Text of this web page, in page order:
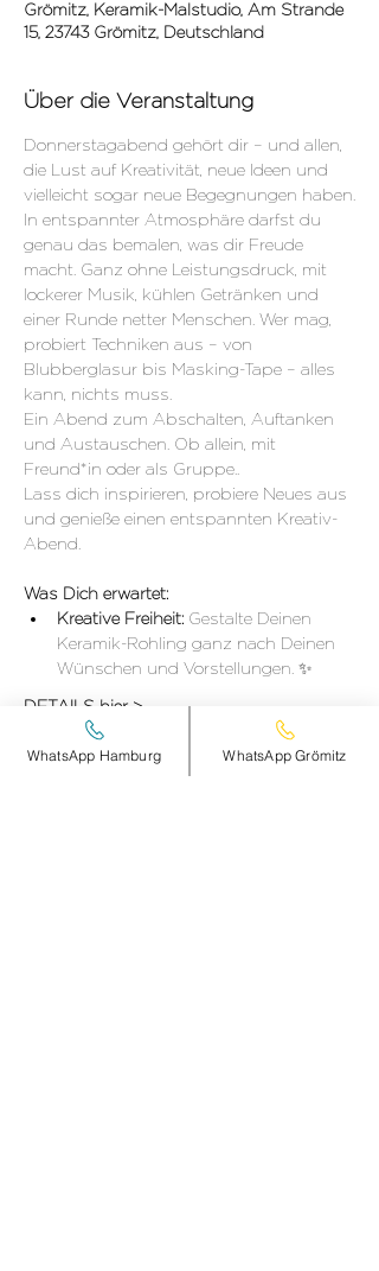
Grömitz, Keramik-Malstudio, Am Strande
15, 23743 Grömitz, Deutschland
Über die Veranstaltung
Donnerstagabend gehört dir – und allen,
die Lust auf Kreativität, neue Ideen und
vielleicht sogar neue Begegnungen haben.
In entspannter Atmosphäre darfst du
genau das bemalen, was dir Freude
macht. Ganz ohne Leistungsdruck, mit
lockerer Musik, kühlen Getränken und
einer Runde netter Menschen. Wer mag,
probiert Techniken aus – von
Blubberglasur bis Masking-Tape – alles
kann, nichts muss.
Ein Abend zum Abschalten, Auftanken
und Austauschen. Ob allein, mit
Freund*in oder als Gruppe..
Lass dich inspirieren, probiere Neues aus
und genieße einen entspannten Kreativ-
Abend.
Was Dich erwartet:
Kreative Freiheit: Gestalte Deinen
Keramik-Rohling ganz nach Deinen
Wünschen und Vorstellungen. ✨
DETAILS hier >
WhatsApp Hamburg WhatsApp Grömitz